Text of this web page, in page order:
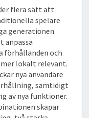
flera sätt att
spelare
generationen.
anpassa
förhållanden och
lokalt relevant.
nya användare
samtidigt
av nya funktioner.
skapar